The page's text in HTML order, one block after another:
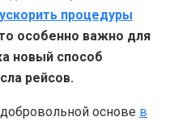
ускорить процедуры
особенно важно для
новый способ
рейсов.
основе в